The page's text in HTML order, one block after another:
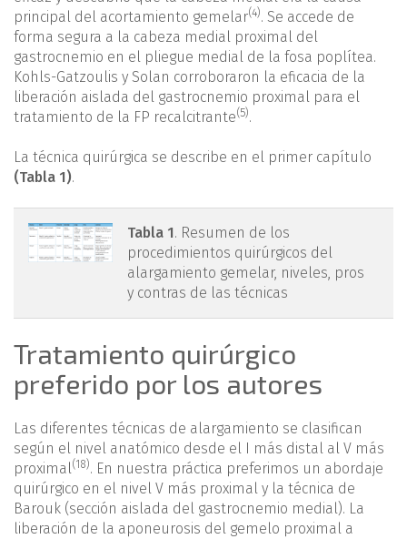
principal del acortamiento gemelar(4). Se accede de
forma segura a la cabeza medial proximal del
gastrocnemio en el pliegue medial de la fosa poplítea.
Kohls-Gatzoulis y Solan corroboraron la eficacia de la
liberación aislada del gastrocnemio proximal para el
tratamiento de la FP recalcitrante(5).
La técnica quirúrgica se describe en el primer capítulo
(Tabla 1).
mact.1601.fs2403005-
tabla1.png
Tabla 1. Resumen de los
procedimientos quirúrgicos del
alargamiento gemelar, niveles, pros
y contras de las técnicas
Tratamiento quirúrgico
preferido por los autores
Las diferentes técnicas de alargamiento se clasifican
según el nivel anatómico desde el I más distal al V más
proximal(18). En nuestra práctica preferimos un abordaje
quirúrgico en el nivel V más proximal y la técnica de
Barouk (sección aislada del gastrocnemio medial). La
liberación de la aponeurosis del gemelo proximal a